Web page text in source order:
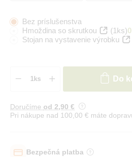
Bez príslušenstva
Hmoždina so skrutkou
(1ks)
Stojan na vystavenie výrobku
Do
Doručíme od 2,90 €
Pri nákupe nad 100,00 € máte
Bezpečná platba